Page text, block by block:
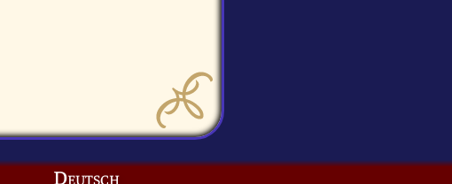
Deutsch